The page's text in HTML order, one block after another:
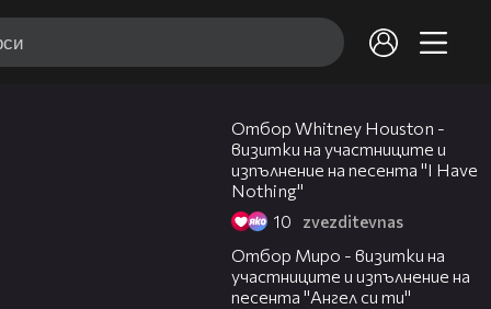
Отбор Whitney Houston -
визитки на участниците и
изпълнение на песента "I Have
Nothing"
10 zvezditevnas
Отбор Миро - визитки на
участниците и изпълнение на
песента "Ангел си ти"